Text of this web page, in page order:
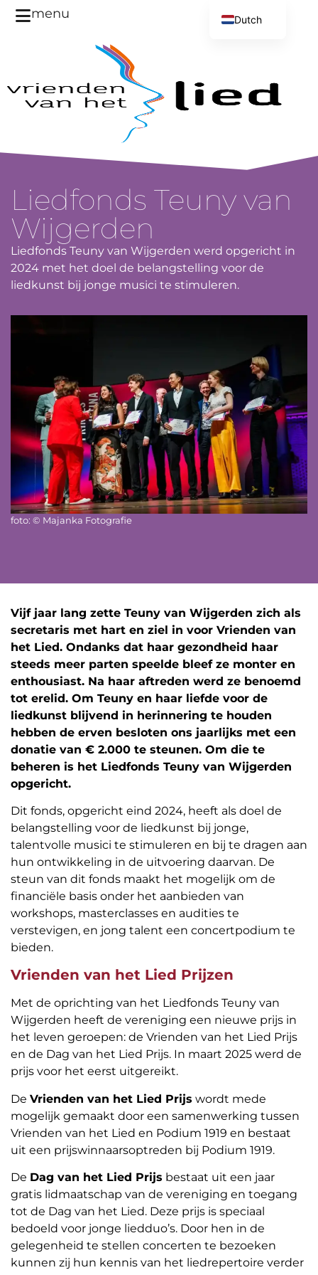
menu
Liedfonds Teuny van
Wijgerden
Liedfonds Teuny van Wijgerden werd opgericht in
2024 met het doel de belangstelling voor de
liedkunst bij jonge musici te stimuleren.
foto: © Majanka Fotografie
Vijf jaar lang zette Teuny van Wijgerden zich als
secretaris met hart en ziel in voor Vrienden van
het Lied. Ondanks dat haar gezondheid haar
steeds meer parten speelde bleef ze monter en
enthousiast. Na haar aftreden werd ze benoemd
tot erelid. Om Teuny en haar liefde voor de
liedkunst blijvend in herinnering te houden
hebben de erven besloten ons jaarlijks met een
donatie van € 2.000 te steunen. Om die te
beheren is het Liedfonds Teuny van Wijgerden
opgericht.
Dit fonds, opgericht eind 2024, heeft als doel de
belangstelling voor de liedkunst bij jonge,
talentvolle musici te stimuleren en bij te dragen aan
hun ontwikkeling in de uitvoering daarvan. De
steun van dit fonds maakt het mogelijk om de
financiële basis onder het aanbieden van
workshops, masterclasses en audities te
verstevigen, en jong talent een concertpodium te
bieden.
Vrienden van het Lied Prijzen
Met de oprichting van het Liedfonds Teuny van
Wijgerden heeft de vereniging een nieuwe prijs in
het leven geroepen: de Vrienden van het Lied Prijs
en de Dag van het Lied Prijs. In maart 2025 werd de
prijs voor het eerst uitgereikt.
De Vrienden van het Lied Prijs wordt mede
mogelijk gemaakt door een samenwerking tussen
Vrienden van het Lied en Podium 1919 en bestaat
uit een prijswinnaarsoptreden bij Podium 1919.
De Dag van het Lied Prijs bestaat uit een jaar
gratis lidmaatschap van de vereniging en toegang
tot de Dag van het Lied. Deze prijs is speciaal
bedoeld voor jonge liedduo’s. Door hen in de
gelegenheid te stellen concerten te bezoeken
kunnen zij hun kennis van het liedrepertoire verder
Dutch